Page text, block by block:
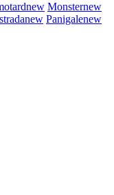
new Monsternew
new Panigalenew